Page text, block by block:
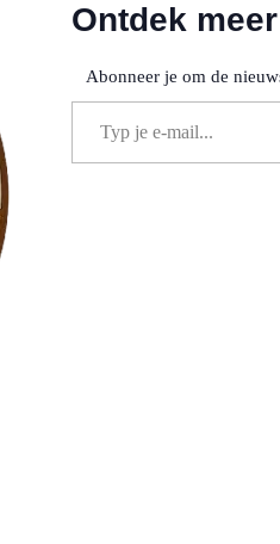
Ontdek
Abonneer je om de
Typ je e-mail...